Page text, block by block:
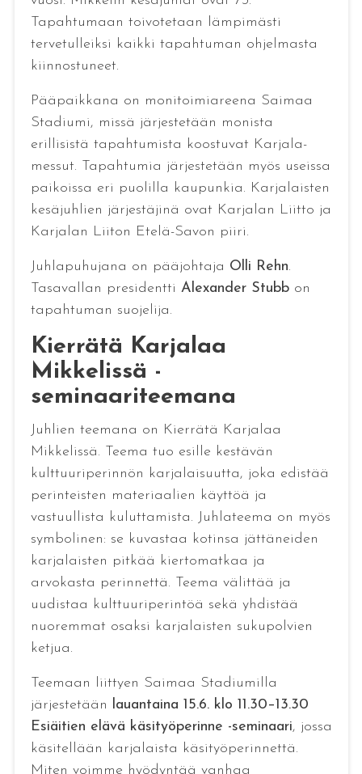
Tapahtumaan toivotetaan lämpimästi
tervetulleiksi kaikki tapahtuman ohjelmasta
kiinnostuneet.
Pääpaikkana on monitoimiareena Saimaa
Stadiumi, missä järjestetään monista
erillisistä tapahtumista koostuvat Karjala-
messut. Tapahtumia järjestetään myös useissa
paikoissa eri puolilla kaupunkia. Karjalaisten
kesäjuhlien järjestäjinä ovat Karjalan Liitto ja
Karjalan Liiton Etelä-Savon piiri.
Juhlapuhujana on pääjohtaja Olli Rehn.
Tasavallan presidentti Alexander Stubbon
tapahtuman suojelija.
Kierrätä Karjalaa
Mikkelissä -
seminaariteemana
Juhlien teemana on Kierrätä Karjalaa
Mikkelissä. Teema tuo esille kestävän
kulttuuriperinnön karjalaisuutta, joka edistää
perinteisten materiaalien käyttöä ja
vastuullista kuluttamista. Juhlateema on myös
symbolinen: se kuvastaa kotinsa jättäneiden
karjalaisten pitkää kiertomatkaa ja
arvokasta perinnettä. Teema välittää ja
uudistaa kulttuuriperintöä sekä yhdistää
nuoremmat osaksi karjalaisten sukupolvien
ketjua.
Teemaan liittyen Saimaa Stadiumilla
järjestetään lauantaina 15.6. klo 11.30–13.30
Esiäitien elävä käsityöperinne -seminaari, jossa
käsitellään karjalaista käsityöperinnettä.
Miten voimme hyödyntää vanhaa